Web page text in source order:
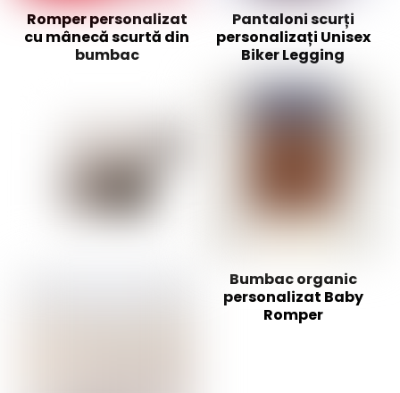
Romper personalizat
cu mânecă scurtă din
bumbac
Pantaloni scurți
personalizați Unisex
Biker Legging
Bumbac organic
personalizat Baby
Romper